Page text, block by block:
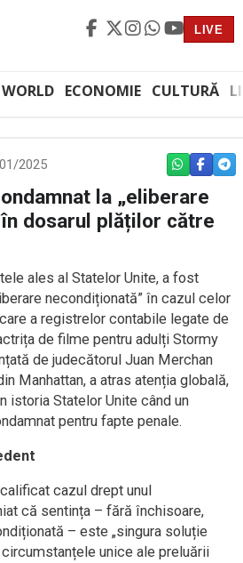
LIVE
WORLD ECONOMIE CULTURĂ
2025 WHATSAPP
la „eliberare
dosarul plăților către
ales al Statelor Unite, a fost
necondiționată” în cazul celor
a registrelor contabile legate de
de filme pentru adulți Stormy
de judecătorul Juan Merchan
Manhattan, a atras atenția globală,
istoria Statelor Unite când un
pentru fapte penale.
cazul drept unul
că sentința – fără închisoare,
– este „singura soluție
unice ale preluării